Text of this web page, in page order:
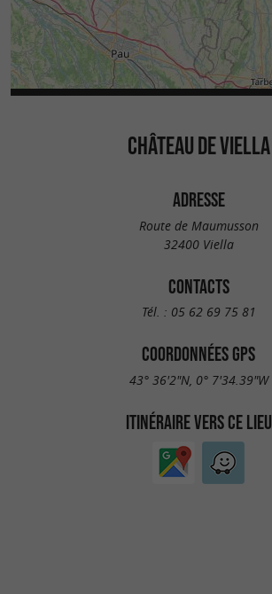
CHÂTEAU DE VIELLA
ADRESSE
Route de Maumusson
32400 Viella
CONTACTS
Tél. : 05 62 69 75 81
COORDONNÉES GPS
43° 36'2"N, 0° 7'34.39"W
ITINÉRAIRE VERS CE LIEU